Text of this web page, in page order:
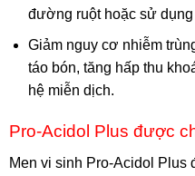
đường ruột hoặc sử
Giảm nguy cơ nhiễm
táo bón, tăng hấp thu
hệ miễn dịch.
Pro-Acidol Plus được
Men vi sinh Pro-Acidol